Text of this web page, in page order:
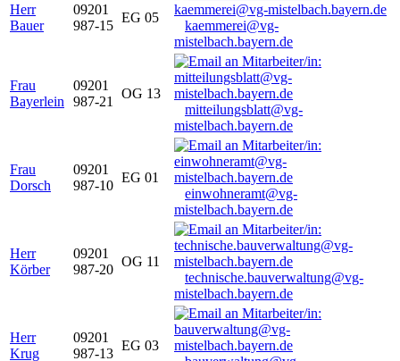
Herr
Bauer
09201
987-15
EG 05
kaemmerei@vg-
mistelbach.bayern.de
Frau
Bayerlein
09201
987-21
OG 13
mitteilungsblatt@vg-
mistelbach.bayern.de
Frau
Dorsch
09201
987-10
EG 01
einwohneramt@vg-
mistelbach.bayern.de
Herr
Körber
09201
987-20
OG 11
technische.bauverwaltung@vg-
mistelbach.bayern.de
Herr
Krug
09201
987-13
EG 03